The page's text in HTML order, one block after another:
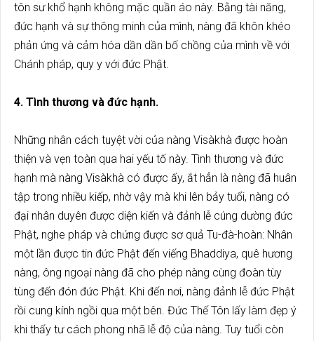
tôn sư khổ hạnh không mặc quần áo này. Bằng tài năng,
đức hạnh và sự thông minh của mình, nàng đã khôn khéo
phản ứng và cảm hóa dần dần bố chồng của mình về với
Chánh pháp, quy y với đức Phật.
4. Tình thương và đức hạnh.
Những nhân cách tuyệt vời của nàng Visàkhà được hoàn
thiện và vẹn toàn qua hai yếu tố này. Tình thương và đức
hạnh mà nàng Visàkhà có được ấy, ắt hẳn là nàng đã huân
tập trong nhiều kiếp, nhờ vậy mà khi lên bảy tuổi, nàng có
đại nhân duyên được diện kiến và đảnh lễ cúng dường đức
Phật, nghe pháp và chứng được sơ quả Tu-đà-hoàn: Nhân
một lần được tin đức Phật đến viếng Bhaddiya, quê hương
nàng, ông ngoại nàng đã cho phép nàng cùng đoàn tùy
tùng đến đón đức Phật. Khi đến nơi, nàng đảnh lễ đức Phật
rồi cung kính ngồi qua một bên. Đức Thế Tôn lấy làm đẹp ý
khi thấy tư cách phong nhã lễ độ của nàng. Tuy tuổi còn